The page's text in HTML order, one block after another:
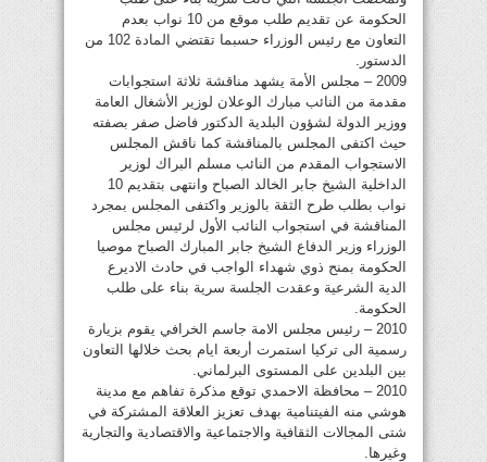
الحكومة عن تقديم طلب موقع من 10 نواب بعدم
التعاون مع رئيس الوزراء حسبما تقتضي المادة 102 من
الدستور.
2009 – مجلس الأمة يشهد مناقشة ثلاثة استجوابات
مقدمة من النائب مبارك الوعلان لوزير الأشغال العامة
ووزير الدولة لشؤون البلدية الدكتور فاضل صفر بصفته
حيث اكتفى المجلس بالمناقشة كما ناقش المجلس
الاستجواب المقدم من النائب مسلم البراك لوزير
الداخلية الشيخ جابر الخالد الصباح وانتهى بتقديم 10
نواب بطلب طرح الثقة بالوزير واكتفى المجلس بمجرد
المناقشة في استجواب النائب الأول لرئيس مجلس
الوزراء وزير الدفاع الشيخ جابر المبارك الصباح موصيا
الحكومة بمنح ذوي شهداء الواجب في حادث الاديرع
الدية الشرعية وعقدت الجلسة سرية بناء على طلب
الحكومة.
2010 – رئيس مجلس الامة جاسم الخرافي يقوم بزيارة
رسمية الى تركيا استمرت أربعة ايام بحث خلالها التعاون
بين البلدين على المستوى البرلماني.
2010 – محافظة الاحمدي توقع مذكرة تفاهم مع مدينة
هوشي منه الفيتنامية بهدف تعزيز العلاقة المشتركة في
شتى المجالات الثقافية والاجتماعية والاقتصادية والتجارية
وغيرها.